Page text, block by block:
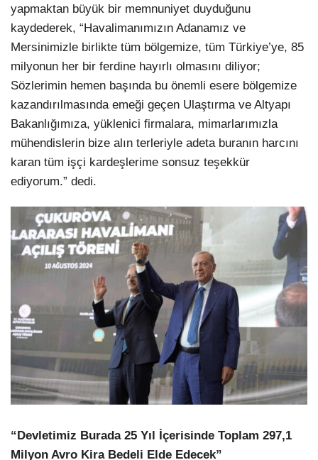
yapmaktan büyük bir memnuniyet duyduğunu
kaydederek, “Havalimanımızın Adanamız ve
Mersinimizle birlikte tüm bölgemize, tüm Türkiye’ye, 85
milyonun her bir ferdine hayırlı olmasını diliyor;
Sözlerimin hemen başında bu önemli esere bölgemize
kazandırılmasında emeği geçen Ulaştırma ve Altyapı
Bakanlığımıza, yüklenici firmalara, mimarlarımızla
mühendislerin bize alın terleriyle adeta buranın harcını
karan tüm işçi kardeşlerime sonsuz teşekkür
ediyorum.” dedi.
“Devletimiz Burada 25 Yıl İçerisinde Toplam 297,1
Milyon Avro Kira Bedeli Elde Edecek”